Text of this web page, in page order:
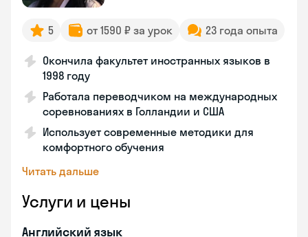
5 от 1590 ₽ за урок 23 года опыта
Окончила факультет иностранных языков в
1998 году
Работала переводчиком на международных
соревнованиях в Голландии и США
Использует современные методики для
комфортного обучения
Читать дальше
Услуги и цены
Английский язык